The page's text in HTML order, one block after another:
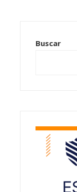
Buscar